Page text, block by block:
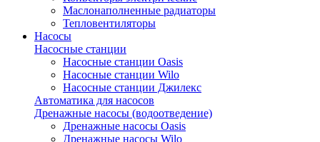
Маслонаполненные радиаторы
Тепловентиляторы
Насосы
Насосные станции
Насосные станции Oasis
Насосные станции Wilo
Насосные станции Джилекс
Автоматика для насосов
Дренажные насосы (водоотведение)
Дренажные насосы Oasis
Дренажные насосы Wilo